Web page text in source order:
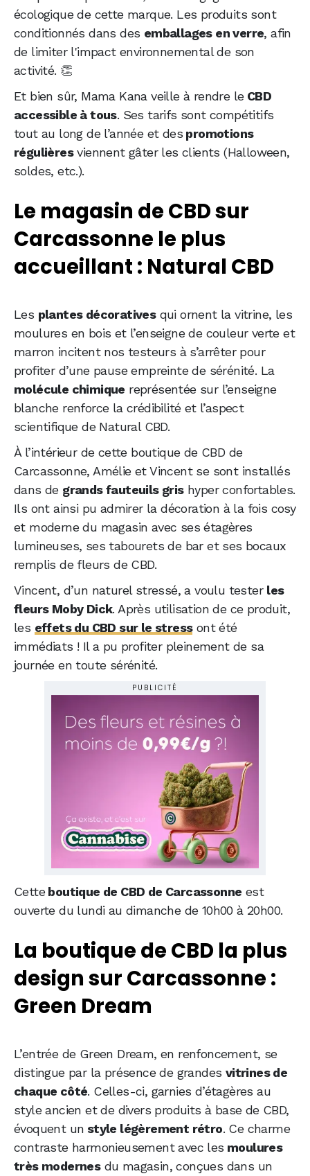
écologique de cette marque. Les produits sont
conditionnés dans des emballages en verre, afin
de limiter l'impact environnemental de son
activité. 👏
Et bien sûr, Mama Kana veille à rendre le CBD
accessible à tous. Ses tarifs sont compétitifs
tout au long de l’année et des promotions
régulièresviennent gâter les clients (Halloween,
soldes, etc.).
Le magasin de CBD sur
Carcassonne le plus
accueillant : Natural CBD
Les plantes décorativesqui ornent la vitrine, les
moulures en bois et l’enseigne de couleur verte et
marron incitent nos testeurs à s’arrêter pour
profiter d’une pause empreinte de sérénité. La
molécule chimique représentée sur l’enseigne
blanche renforce la crédibilité et l’aspect
scientifique de Natural CBD.
À l’intérieur de cette boutique de CBD de
Carcassonne, Amélie et Vincent se sont installés
dans de grands fauteuils grishyper confortables.
Ils ont ainsi pu admirer la décoration à la fois cosy
et moderne du magasin avec ses étagères
lumineuses, ses tabourets de bar et ses bocaux
remplis de fleurs de CBD.
Vincent, d’un naturel stressé, a voulu tester les
fleurs Moby Dick. Après utilisation de ce produit,
les effets du CBD sur le stressont été
immédiats ! Il a pu profiter pleinement de sa
journée en toute sérénité.
PUBLICITÉ
Cette boutique de CBD de Carcassonne est
ouverte du lundi au dimanche de 10h00 à 20h00.
La boutique de CBD la plus
design sur Carcassonne :
Green Dream
L’entrée de Green Dream, en renfoncement, se
distingue par la présence de grandes vitrines de
chaque côté. Celles-ci, garnies d’étagères au
style ancien et de divers produits à base de CBD,
évoquent un style légèrement rétro. Ce charme
contraste harmonieusement avec les moulures
très modernesdu magasin, conçues dans un